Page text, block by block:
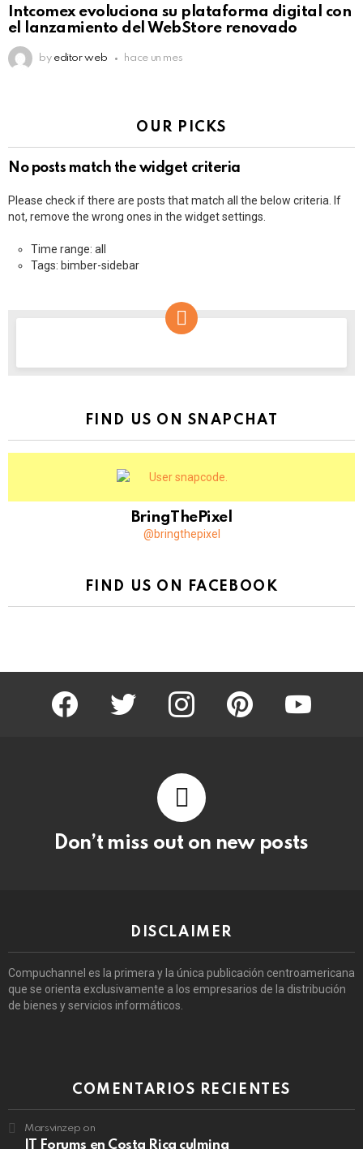
Intcomex evoluciona su plataforma digital con
el lanzamiento del WebStore renovado
by editor web hace un mes
OUR PICKS
No posts match the widget criteria
Please check if there are posts that match all the below criteria. If
not, remove the wrong ones in the widget settings.
Time range: all
Tags: bimber-sidebar
FIND US ON SNAPCHAT
BringThePixel
@bringthepixel
FIND US ON FACEBOOK
facebook twitter instagram pinterest youtube
Don’t miss out on new posts
DISCLAIMER
Compuchannel es la primera y la única publicación centroamericana
que se orienta exclusivamente a los empresarios de la distribución
de bienes y servicios informáticos.
COMENTARIOS RECIENTES
Marsvinzep on
IT Forums en Costa Rica culmina